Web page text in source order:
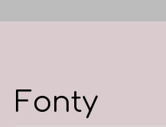
Fonty